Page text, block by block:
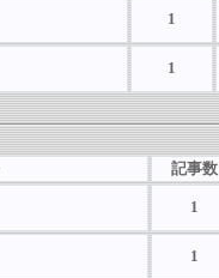
1
1
記事数
1
1